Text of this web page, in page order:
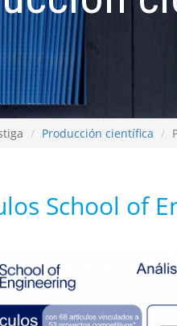
Producción científica
School of